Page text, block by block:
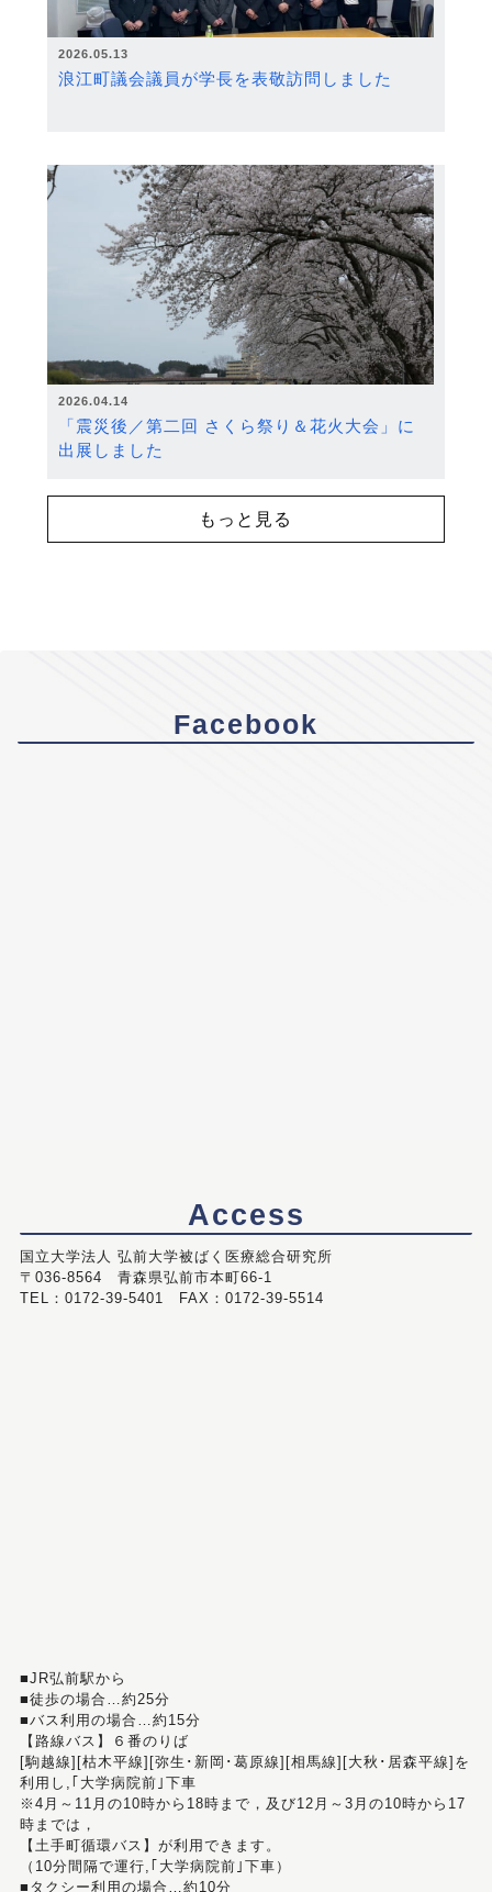
2026.05.13
浪江町議会議員が学長を表敬訪問しました
2026.04.14
「震災後／第二回 さくら祭り＆花火大会」に
出展しました
もっと見る
Facebook
Access
国立大学法人 弘前大学被ばく医療総合研究所
〒036-8564 青森県弘前市本町66-1
TEL：0172-39-5401 FAX：0172-39-5514
■JR弘前駅から
■徒歩の場合…約25分
■バス利用の場合…約15分
【路線バス】６番のりば
[駒越線][枯木平線][弥生･新岡･葛原線][相馬線][大秋･居森平線]を
利用し,｢大学病院前｣下車
※4月～11月の10時から18時まで，及び12月～3月の10時から17
時までは，
【土手町循環バス】が利用できます。
（10分間隔で運行,｢大学病院前｣下車）
■タクシー利用の場合…約10分